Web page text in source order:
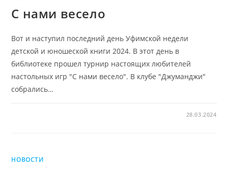
С нами весело
Вот и наступил последний день Уфимской недели
детской и юношеской книги 2024. В этот день в
библиотеке прошел турнир настоящих любителей
настольных игр "С нами весело". В клубе "Джуманджи"
собрались…
28.03.2024
НОВОСТИ